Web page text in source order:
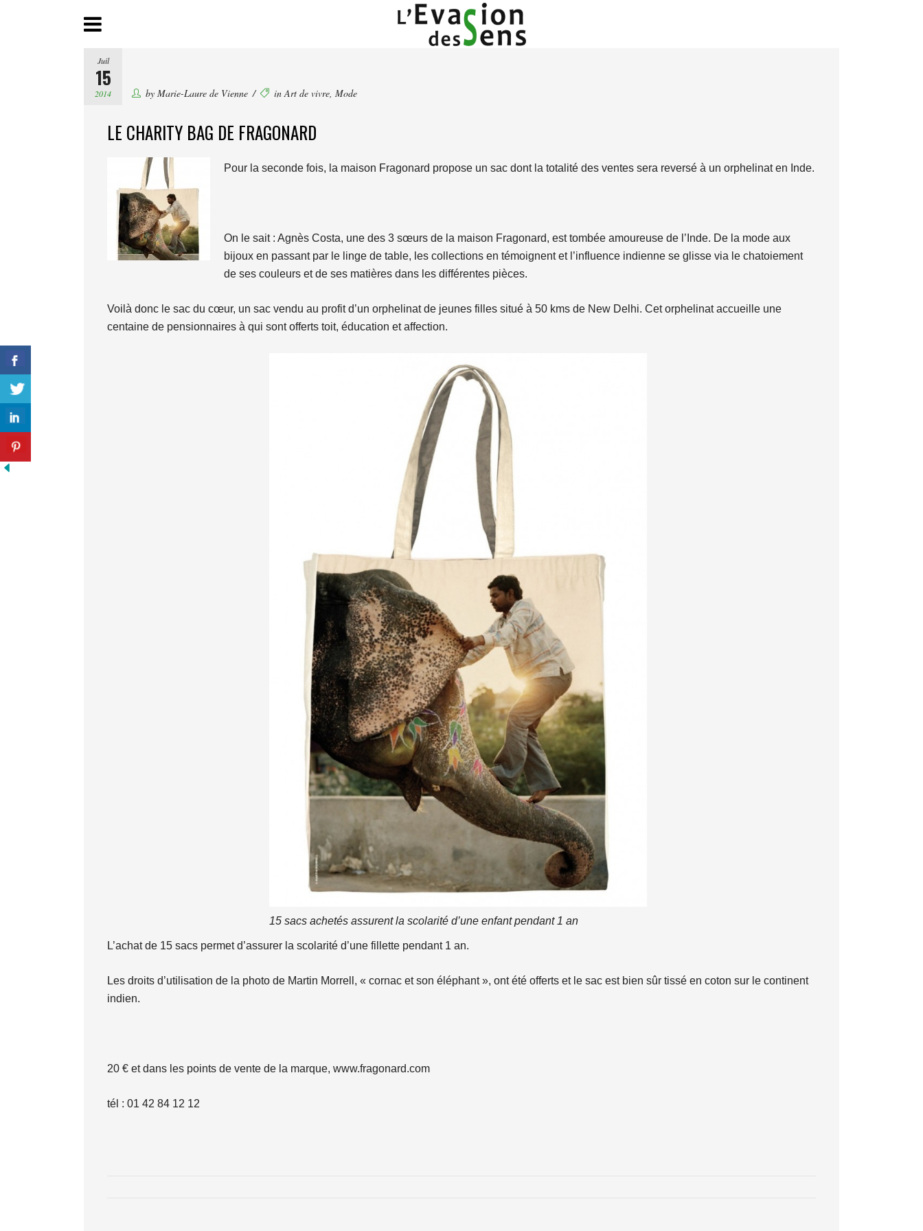
Juil
15
2014 by Marie-Laure de Vienne inArt de vivre, Mode
LE CHARITY BAG DE FRAGONARD
Pour la seconde fois, la maison Fragonard propose un sac dont la totalité des ventes sera reversé à un orphelinat en Inde.
On le sait : Agnès Costa, une des 3 sœurs de la maison Fragonard, est tombée amoureuse de l’Inde. De la mode aux
bijoux en passant par le linge de table, les collections en témoignent et l’influence indienne se glisse via le chatoiement
de ses couleurs et de ses matières dans les différentes pièces.
Voilà donc le sac du cœur, un sac vendu au profit d’un orphelinat de jeunes filles situé à 50 kms de New Delhi. Cet orphelinat accueille une
centaine de pensionnaires à qui sont offerts toit, éducation et affection.
15 sacs achetés assurent la scolarité d’une enfant pendant 1 an
L’achat de 15 sacs permet d’assurer la scolarité d’une fillette pendant 1 an.
Les droits d’utilisation de la photo de Martin Morrell, « cornac et son éléphant », ont été offerts et le sac est bien sûr tissé en coton sur le continent
indien.
20 € et dans les points de vente de la marque, www.fragonard.com
tél : 01 42 84 12 12